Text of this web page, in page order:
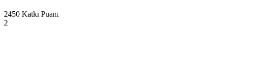
2450 Katkı Puanı
2